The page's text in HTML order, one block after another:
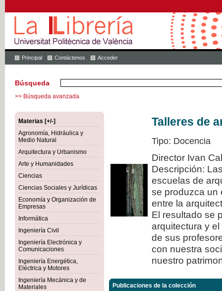
Principal Contáctenos Acceder
Búsqueda
>> Búsqueda avanzada
Materias [+/-]
Agronomía, Hidráulica y
Medio Natural
Arquitectura y Urbanismo
Arte y Humanidades
Ciencias
Ciencias Sociales y Jurídicas
Economía y Organización de
Empresas
Informática
Ingeniería Civil
Ingeniería Electrónica y
Comunicaciones
Ingeniería Energética,
Eléctrica y Motores
Ingeniería Mecánica y de
Materiales
Talleres de
Tipo: Docencia
Director Ivan
Descripción:
escuelas de
se produzca un
entre la
El resultado se
arquitectura y
de sus
con nuestra
nuestro
Publicaciones de la colección